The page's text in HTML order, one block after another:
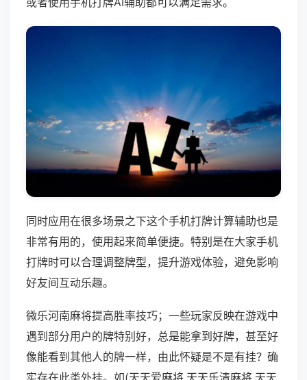
同时应用在很多场景之下这个手机打牌计算辅助也是
非常有用的，使用起来简单便捷。特别是在大家手机
打牌时可以合理调整牌型，提升游戏体验，避免影响
好友间互动乐趣。
微乐河南麻将提高胜率技巧；一些玩家反映在游戏中
遇到部分用户的牌特别好，总是能拿到好牌，甚至好
像能看到其他人的牌一样，由此怀疑是不是有挂？确